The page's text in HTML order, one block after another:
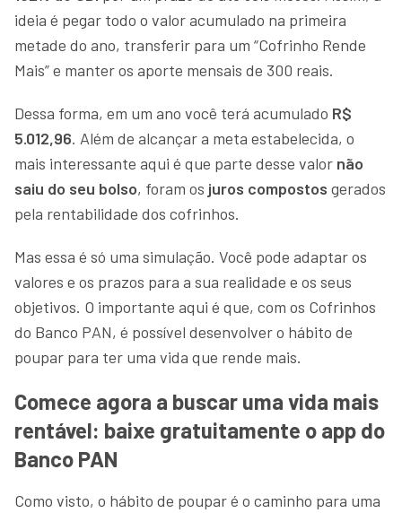
ideia é pegar todo o valor acumulado na primeira
metade do ano, transferir para um “Cofrinho Rende
Mais” e manter os aporte mensais de 300 reais.
Dessa forma, em um ano você terá acumulado R$
5.012,96. Além de alcançar a meta estabelecida, o
mais interessante aqui é que parte desse valor não
saiu do seu bolso, foram os juros compostos gerados
pela rentabilidade dos cofrinhos.
Mas essa é só uma simulação. Você pode adaptar os
valores e os prazos para a sua realidade e os seus
objetivos. O importante aqui é que, com os Cofrinhos
do Banco PAN, é possível desenvolver o hábito de
poupar para ter uma vida que rende mais.
Comece agora a buscar uma vida mais
rentável: baixe gratuitamente o app do
Banco PAN
Como visto, o hábito de poupar é o caminho para uma